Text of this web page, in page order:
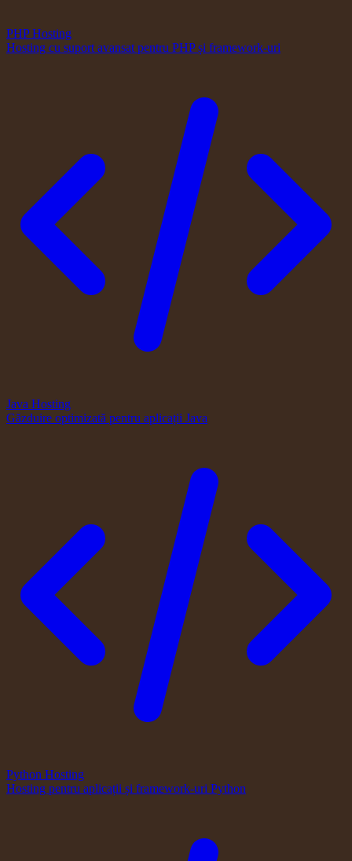
PHP Hosting
Hosting cu suport avansat pentru PHP și framework-uri
Java Hosting
Găzduire optimizată pentru aplicații Java
Python Hosting
Hosting pentru aplicații și framework-uri Python